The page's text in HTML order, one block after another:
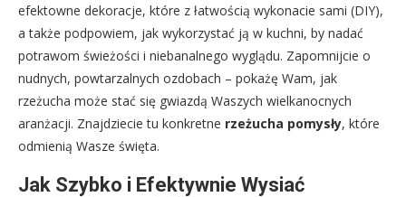
efektowne dekoracje, które z łatwością wykonacie sami (DIY),
a także podpowiem, jak wykorzystać ją w kuchni, by nadać
potrawom świeżości i niebanalnego wyglądu. Zapomnijcie o
nudnych, powtarzalnych ozdobach – pokażę Wam, jak
rzeżucha może stać się gwiazdą Waszych wielkanocnych
aranżacji. Znajdziecie tu konkretne rzeżucha pomysły, które
odmienią Wasze święta.
Jak Szybko i Efektywnie Wysiać